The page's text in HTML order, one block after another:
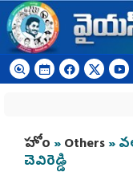
Skip to main content
You are here
హోం »Others»
చెవిరెడ్డి